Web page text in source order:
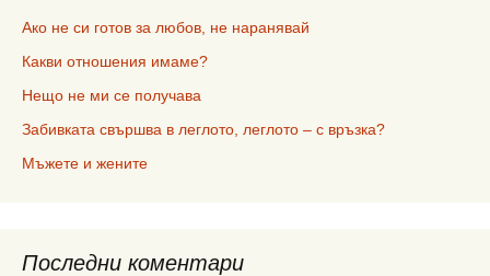
Ако не си готов за любов, не наранявай
Какви отношения имаме?
Нещо не ми се получава
Забивката свършва в леглото, леглото – с връзка?
Мъжете и жените
Последни коментари